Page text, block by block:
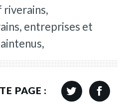
riverains,
entreprises et
PAGE :